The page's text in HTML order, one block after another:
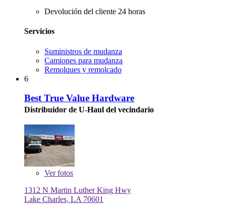
Devolución del cliente 24 horas
Servicios
Suministros de mudanza
Camiones para mudanza
Remolques y remolcado
6
Best True Value Hardware
Distribuidor de U-Haul del vecindario
Verfotos
1312 N Martin Luther King Hwy
Lake Charles, LA 70601